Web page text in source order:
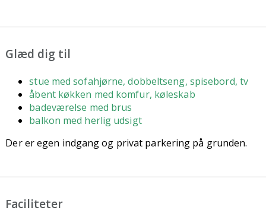
Glæd dig til
stue med sofahjørne, dobbeltseng, spisebord, tv
åbent køkken med komfur, køleskab
badeværelse med brus
balkon med herlig udsigt
Der er egen indgang og privat parkering på grunden.
Faciliteter